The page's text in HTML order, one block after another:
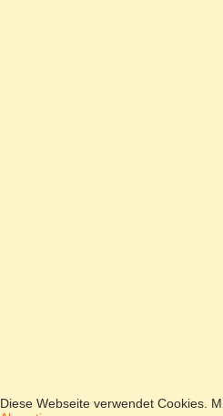
Diese Webseite verwendet Cookies.